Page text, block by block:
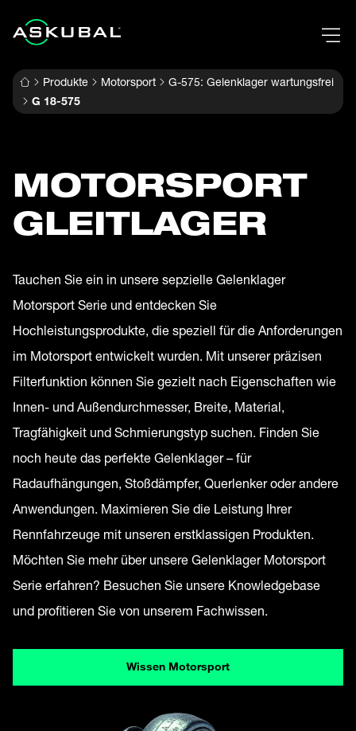
Produkte Motorsport
G-575: Gelenklager wartungsfrei
G 18-575
MOTORSPORT
GLEITLAGER
Tauchen Sie ein in unsere sepzielle Gelenklager
Motorsport Serie und entdecken Sie
Hochleistungsprodukte, die speziell für die Anforderungen
im Motorsport entwickelt wurden. Mit unserer präzisen
Filterfunktion können Sie gezielt nach Eigenschaften wie
Innen- und Außendurchmesser, Breite, Material,
Tragfähigkeit und Schmierungstyp suchen. Finden Sie
noch heute das perfekte Gelenklager – für
Radaufhängungen, Stoßdämpfer, Querlenker oder andere
Anwendungen. Maximieren Sie die Leistung Ihrer
Rennfahrzeuge mit unseren erstklassigen Produkten.
Möchten Sie mehr über unsere Gelenklager Motorsport
Serie erfahren? Besuchen Sie unsere Knowledgebase
und profitieren Sie von unserem Fachwissen.
Wissen Motorsport